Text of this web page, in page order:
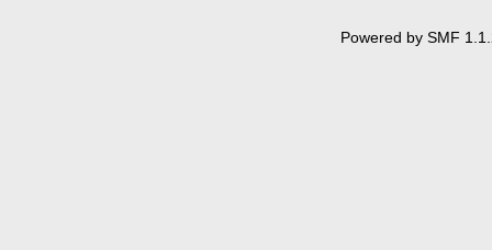
Powered by SMF